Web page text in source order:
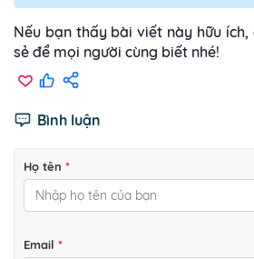
Nếu bạn thấy bài viết này hữu
sẻ để mọi người cùng biết nhé!
Bình luận
Họ tên *
Email *